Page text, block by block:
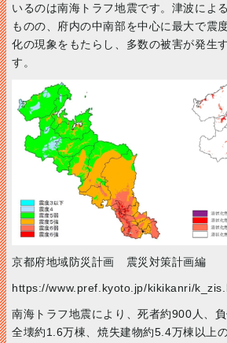
いるのは南海トラフ地震です。津波によ
ものの、府内の中南部を中心に最大で震
化の現象をもたらし、多数の被害が発生
す。
京都府地域防災計画 震災対策計画編
https://www.pref.kyoto.jp/kikikanri/
南海トラフ地震により、死者約900人、
全壊約1.6万棟、焼失建物約5.4万棟以上